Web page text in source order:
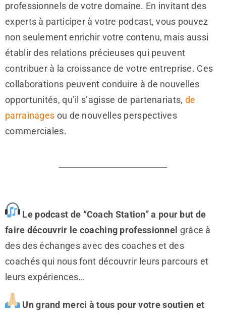
professionnels de votre domaine. En invitant des
experts à participer à votre podcast, vous pouvez
non seulement enrichir votre contenu, mais aussi
établir des relations précieuses qui peuvent
contribuer à la croissance de votre entreprise. Ces
collaborations peuvent conduire à de nouvelles
opportunités, qu’il s’agisse de partenariats, de
parrainages ou de nouvelles perspectives
commerciales.
Le podcast de “Coach Station” a pour but de
faire découvrir le coaching professionnel grâce à
des des échanges avec des coaches et des
coachés qui nous font découvrir leurs parcours et
leurs expériences…
Un grand merci à tous pour votre soutien et